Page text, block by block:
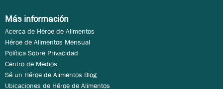
Más información
Acerca de Héroe de Alimentos
Héroe de Alimentos Mensual
Política Sobre Privacidad
Centro de Medios
Sé un Héroe de Alimentos Blog
Ubicaciones de Héroe de Alimentos